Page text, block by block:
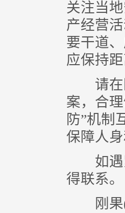
关注当
产经营
要干道
应保持
请在刚
案，合
防”机制
保障人身
如遇紧
得联系。
刚果(